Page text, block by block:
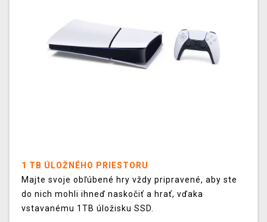
1 TB ÚLOŽNÉHO PRIESTORU
Majte svoje obľúbené hry vždy pripravené, aby ste
do nich mohli ihneď naskočiť a hrať, vďaka
vstavanému 1TB úložisku SSD.